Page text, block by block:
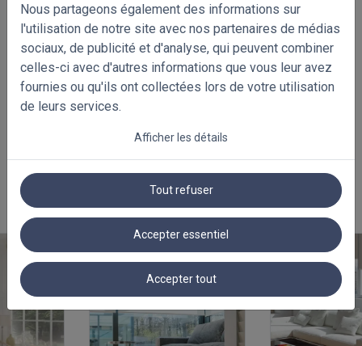
Nous partageons également des informations sur
l'utilisation de notre site avec nos partenaires de médias
sociaux, de publicité et d'analyse, qui peuvent combiner
celles-ci avec d'autres informations que vous leur avez
fournies ou qu'ils ont collectées lors de votre utilisation
de leurs services.
Afficher les détails
Tout refuser
Accepter essentiel
Accepter tout